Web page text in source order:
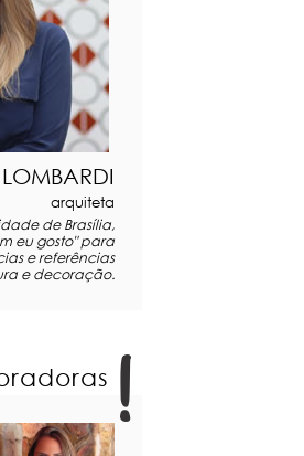
LOMBARDI
arquiteta
de Brasília,
eu gosto" para
e referências
e decoração.